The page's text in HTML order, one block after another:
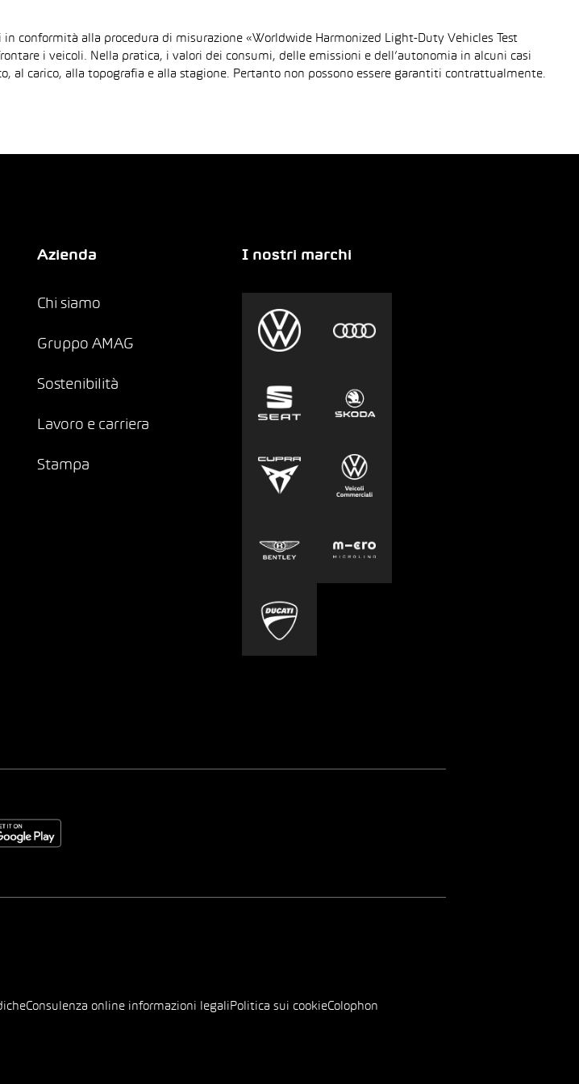
conformità alla procedura di misurazione «Worldwide Harmonized Light-Duty Vehicles Test
i veicoli. Nella pratica, i valori dei consumi, delle emissioni e dell’autonomia in alcuni casi
al carico, alla topografia e alla stagione. Pertanto non possono essere garantiti contrattualmente.
Azienda
Chi siamo
Gruppo AMAG
Sostenibilità
Lavoro e carriera
Stampa
I nostri marchi
Consulenza online informazioni legali Politica sui cookieColophon